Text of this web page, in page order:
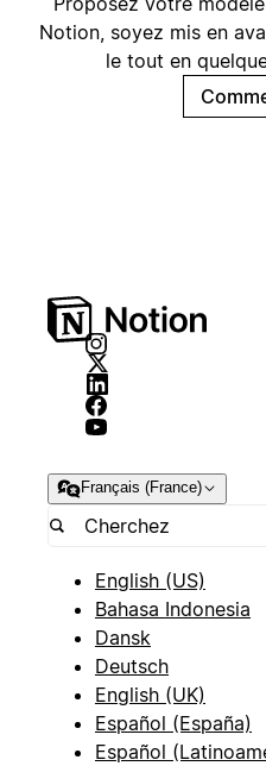
Notion, soyez mis en
le tout en
Français (France)
English (US)
Bahasa Indonesia
Dansk
Deutsch
English (UK)
Español (España)
Español